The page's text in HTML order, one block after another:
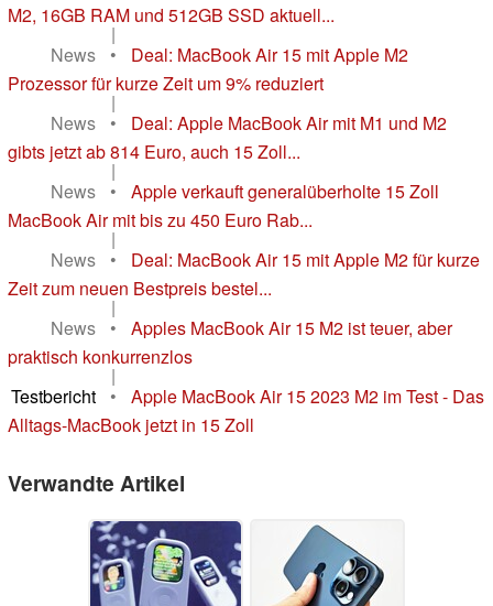
M2, 16GB RAM und 512GB SSD aktuell...
|
News
•
Deal: MacBook Air 15 mit Apple M2
Prozessor für kurze Zeit um 9% reduziert
|
News
•
Deal: Apple MacBook Air mit M1 und M2
gibts jetzt ab 814 Euro, auch 15 Zoll...
|
News
•
Apple verkauft generalüberholte 15 Zoll
MacBook Air mit bis zu 450 Euro Rab...
|
News
•
Deal: MacBook Air 15 mit Apple M2 für kurze
Zeit zum neuen Bestpreis bestel...
|
News
•
Apples MacBook Air 15 M2 ist teuer, aber
praktisch konkurrenzlos
|
Testbericht
•
Apple MacBook Air 15 2023 M2 im Test - Das
Alltags-MacBook jetzt in 15 Zoll
Verwandte Artikel